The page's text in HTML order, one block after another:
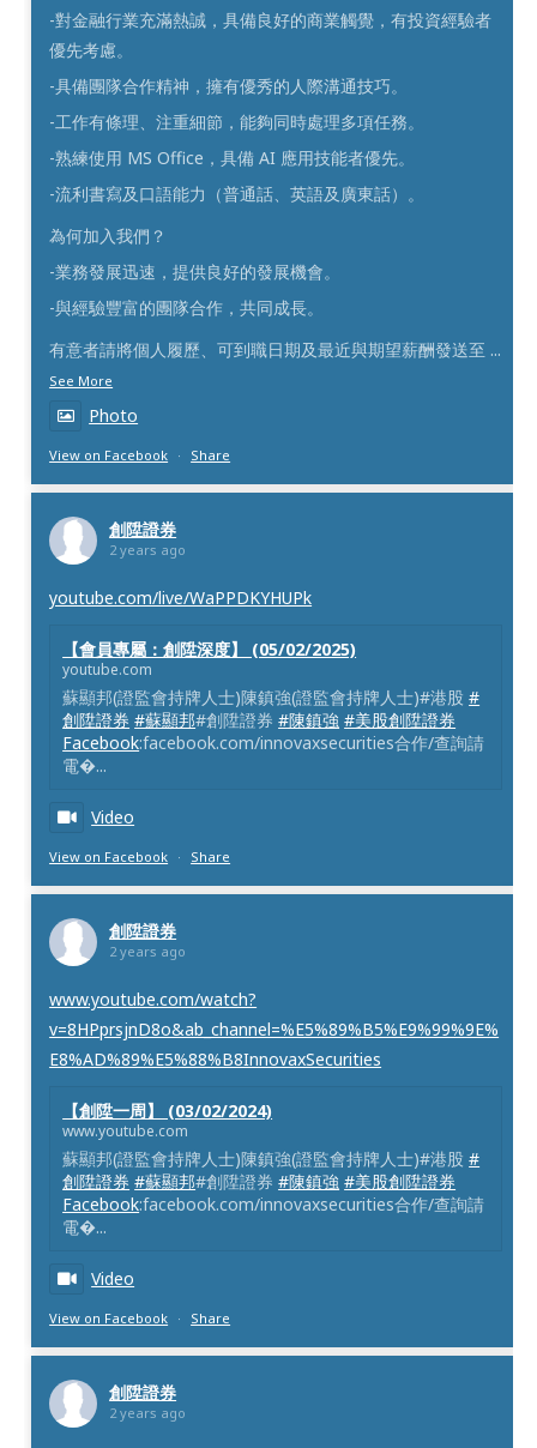
-對金融行業充滿熱誠，具備良好的商業觸覺，有投資經驗者
優先考慮。
-具備團隊合作精神，擁有優秀的人際溝通技巧。
-工作有條理、注重細節，能夠同時處理多項任務。
-熟練使用 MS Office，具備 AI 應用技能者優先。
-流利書寫及口語能力（普通話、英語及廣東話）。
為何加入我們？
-業務發展迅速，提供良好的發展機會。
-與經驗豐富的團隊合作，共同成長。
有意者請將個人履歷、可到職日期及最近與期望薪酬發送至 ...
See More
Photo
View on Facebook · Share
創陞證券
2 years ago
youtube.com/live/WaPPDKYHUPk
【會員專屬：創陞深度】 (05/02/2025)
youtube.com
蘇顯邦(證監會持牌人士)陳鎮強(證監會持牌人士)#港股#
創陞證券 #蘇顯邦#創陞證券#陳鎮強 #美股創陞證券
Facebook:facebook.com/innovaxsecurities合作/查詢請
電�...
Video
View on Facebook · Share
創陞證券
2 years ago
www.youtube.com/watch?
v=8HPprsjnD8o&ab_channel=%E5%89%B5%E9%99%9E%
E8%AD%89%E5%88%B8InnovaxSecurities
【創陞一周】 (03/02/2024)
www.youtube.com
蘇顯邦(證監會持牌人士)陳鎮強(證監會持牌人士)#港股#
創陞證券 #蘇顯邦#創陞證券#陳鎮強 #美股創陞證券
Facebook:facebook.com/innovaxsecurities合作/查詢請
電�...
Video
View on Facebook · Share
創陞證券
2 years ago